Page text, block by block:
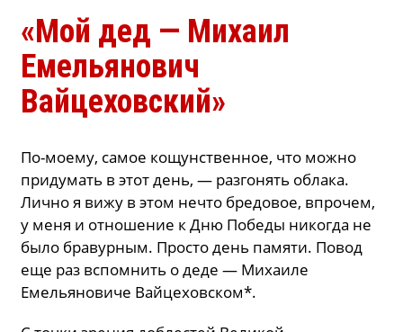
«Мой дед — Михаил
Емельянович
Вайцеховский»
По-моему, самое кощунственное, что можно
придумать в этот день, — разгонять облака.
Лично я вижу в этом нечто бредовое, впрочем,
у меня и отношение к Дню Победы никогда не
было бравурным. Просто день памяти. Повод
еще раз вспомнить о деде — Михаиле
Емельяновиче Вайцеховском*.